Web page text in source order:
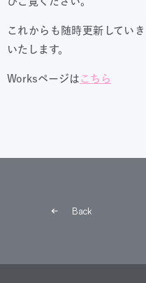
これからも随時更新してい
いたします。
Worksページは こちら